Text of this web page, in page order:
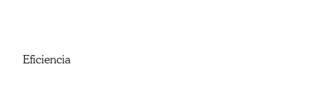
Eficiencia